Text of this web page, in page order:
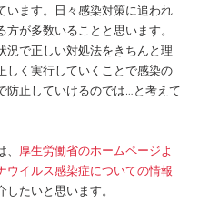
います。日々感染対策に追われ
方が多数いることと思います。
況で正しい対処法をきちんと理
しく実行していくことで感染の
防止していけるのでは…と考えて
厚生労働省のホームページよ
ウイルス感染症についての情報
したいと思います。